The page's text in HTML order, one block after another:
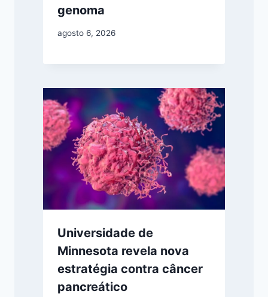
genoma
agosto 6, 2026
Universidade de
Minnesota revela nova
estratégia contra câncer
pancreático